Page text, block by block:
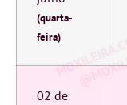
(quarta-
feira)
02 de